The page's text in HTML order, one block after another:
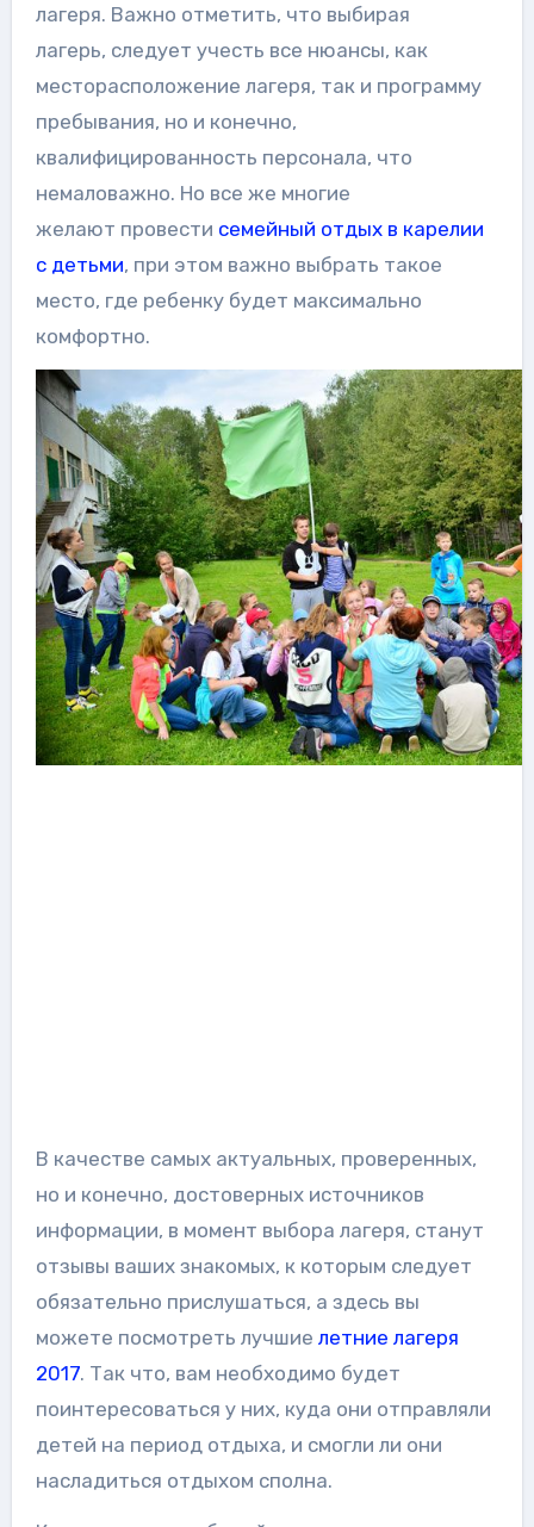
лагеря. Важно отметить, что выбирая
лагерь, следует учесть все нюансы, как
месторасположение лагеря, так и программу
пребывания, но и конечно,
квалифицированность персонала, что
немаловажно. Но все же многие
желают провести семейный отдых в карелии
с детьми, при этом важно выбрать такое
место, где ребенку будет максимально
комфортно.
В качестве самых актуальных, проверенных,
но и конечно, достоверных источников
информации, в момент выбора лагеря, станут
отзывы ваших знакомых, к которым следует
обязательно прислушаться, а здесь вы
можете посмотреть лучшие летние лагеря
2017. Так что, вам необходимо будет
поинтересоваться у них, куда они отправляли
детей на период отдыха, и смогли ли они
насладиться отдыхом сполна.